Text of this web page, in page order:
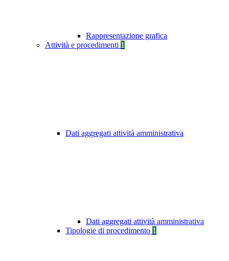
Rappresentazione grafica
Attività e procedimenti 1
Dati aggregati attività amministrativa
Dati aggregati attività amministrativa
Tipologie di procedimento 1